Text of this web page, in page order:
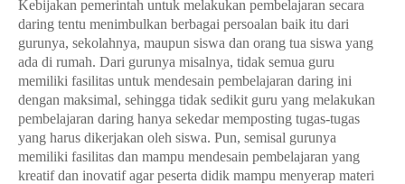
Kebijakan pemerintah untuk melakukan pembelajaran secara
daring tentu menimbulkan berbagai persoalan baik itu dari
gurunya, sekolahnya, maupun siswa dan orang tua siswa yang
ada di rumah. Dari gurunya misalnya, tidak semua guru
memiliki fasilitas untuk mendesain pembelajaran daring ini
dengan maksimal, sehingga tidak sedikit guru yang melakukan
pembelajaran daring hanya sekedar memposting tugas-tugas
yang harus dikerjakan oleh siswa. Pun, semisal gurunya
memiliki fasilitas dan mampu mendesain pembelajaran yang
kreatif dan inovatif agar peserta didik mampu menyerap materi